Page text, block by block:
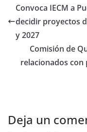
Convoca IECM a
decidir proyectos
y 2027
Comisión de
relacionados
Deja un